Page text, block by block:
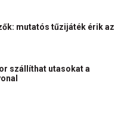
mutatós tűzijáték érik az
szállíthat utasokat a